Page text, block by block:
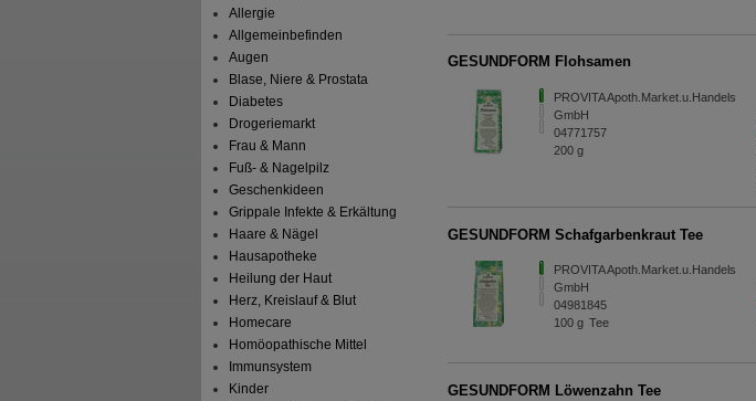
Allergie
Allgemeinbefinden
Augen
Blase, Niere & Prostata
Diabetes
Drogeriemarkt
Frau & Mann
Fuß- & Nagelpilz
Geschenkideen
Grippale Infekte & Erkältung
Haare & Nägel
Hausapotheke
Heilung der Haut
Herz, Kreislauf & Blut
Homecare
Homöopathische Mittel
Immunsystem
Kinder
GESUNDFORM Flohsamen
PROVITA Apoth.Market.u.Handels
GmbH
04771757
200g
GESUNDFORM Schafgarbenkraut Tee
PROVITA Apoth.Market.u.Handels
GmbH
04981845
100g Tee
GESUNDFORM Löwenzahn Tee